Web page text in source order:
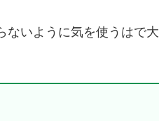
ないように気を使うはで大